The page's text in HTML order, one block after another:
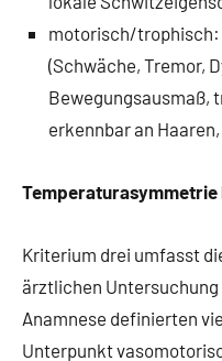
motorisch/trophisch:
(Schwäche, Tremor,
Bewegungsausmaß,
erkennbar an
Temperaturasymmetrie
Kriterium drei umfasst
ärztlichen
Anamnese definierten
Unterpunkt